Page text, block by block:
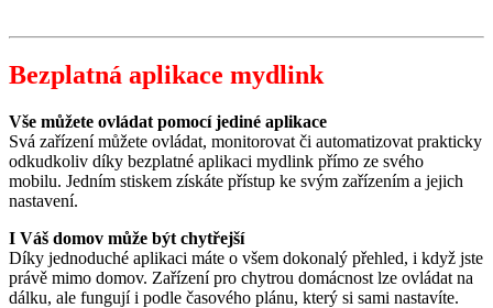
Bezplatná aplikace mydlink
Vše můžete ovládat pomocí jediné aplikace
Svá zařízení můžete ovládat, monitorovat či automatizovat prakticky
odkudkoliv díky bezplatné aplikaci mydlink přímo ze svého
mobilu. Jedním stiskem získáte přístup ke svým zařízením a jejich
nastavení.
I Váš domov může být chytřejší
Díky jednoduché aplikaci máte o všem dokonalý přehled, i když jste
právě mimo domov. Zařízení pro chytrou domácnost lze ovládat na
dálku, ale fungují i podle časového plánu, který si sami nastavíte.